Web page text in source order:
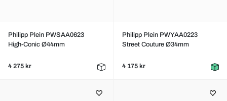
Philipp Plein PWSAA0623
High-Conic Ø44mm
4 275 kr
Philipp Plein PWYAA0223
Street Couture Ø34mm
4 175 kr